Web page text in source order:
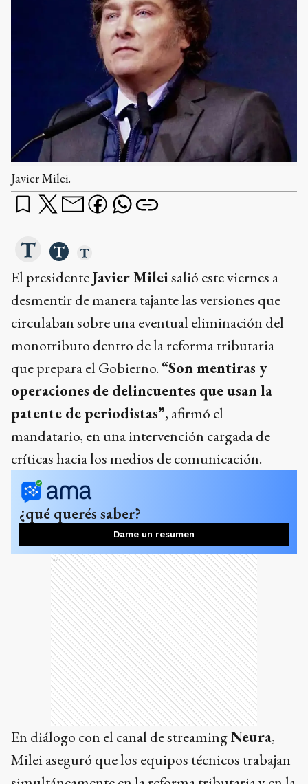
Javier Milei.
El presidenteJavier Mileisalió este viernes a
desmentir de manera tajante las versiones que
circulaban sobre una eventual eliminación del
monotributo dentro de la reforma tributaria
que prepara el Gobierno. “Son mentiras y
operaciones de delincuentes que usan la
patente de periodistas”, afirmó el
mandatario, en una intervención cargada de
críticas hacia los medios de comunicación.
¿qué querés saber?
Dame un resumen
Ads
En diálogo con el canal de streamingNeura,
Milei aseguró que los equipos técnicos trabajan